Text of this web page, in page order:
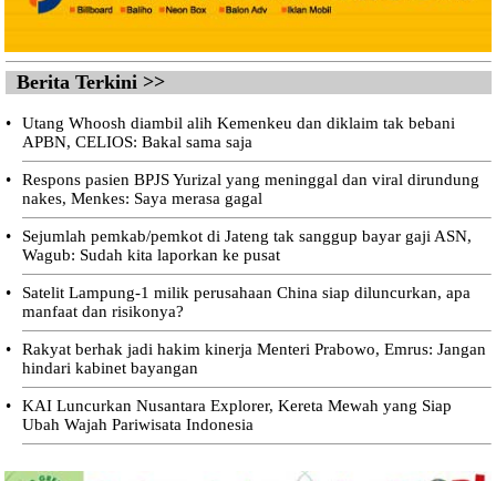
Berita Terkini >>
•
Utang Whoosh diambil alih Kemenkeu dan diklaim tak bebani
APBN, CELIOS: Bakal sama saja
•
Respons pasien BPJS Yurizal yang meninggal dan viral dirundung
nakes, Menkes: Saya merasa gagal
•
Sejumlah pemkab/pemkot di Jateng tak sanggup bayar gaji ASN,
Wagub: Sudah kita laporkan ke pusat
•
Satelit Lampung-1 milik perusahaan China siap diluncurkan, apa
manfaat dan risikonya?
•
Rakyat berhak jadi hakim kinerja Menteri Prabowo, Emrus: Jangan
hindari kabinet bayangan
•
KAI Luncurkan Nusantara Explorer, Kereta Mewah yang Siap
Ubah Wajah Pariwisata Indonesia